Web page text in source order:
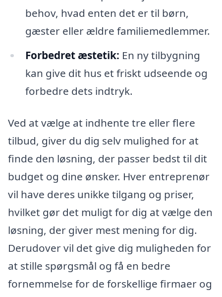
behov, hvad enten det er til børn,
gæster eller ældre familiemedlemmer.
Forbedret æstetik: En ny tilbygning
kan give dit hus et friskt udseende og
forbedre dets indtryk.
Ved at vælge at indhente tre eller flere
tilbud, giver du dig selv mulighed for at
finde den løsning, der passer bedst til dit
budget og dine ønsker. Hver entreprenør
vil have deres unikke tilgang og priser,
hvilket gør det muligt for dig at vælge den
løsning, der giver mest mening for dig.
Derudover vil det give dig muligheden for
at stille spørgsmål og få en bedre
fornemmelse for de forskellige firmaer og